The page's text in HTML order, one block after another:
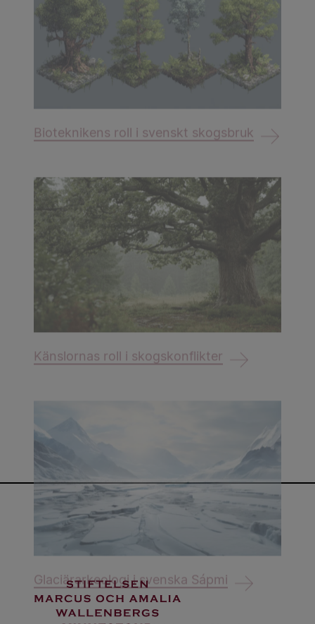
Bioteknikens roll i svenskt skogsbruk
Känslornas roll i skogskonflikter
Glaciärarkeologi i svenska Sápmi